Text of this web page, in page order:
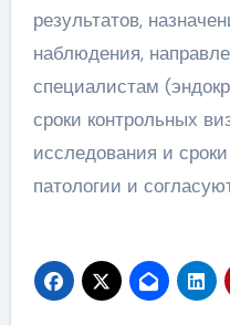
результатов,
наблюдения,
специалистам
сроки контрольных
исследования и
патологии и